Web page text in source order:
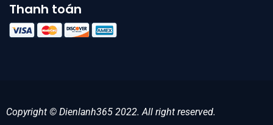
Thanh toán
Copyright © Dienlanh365 2022. All right reserved.